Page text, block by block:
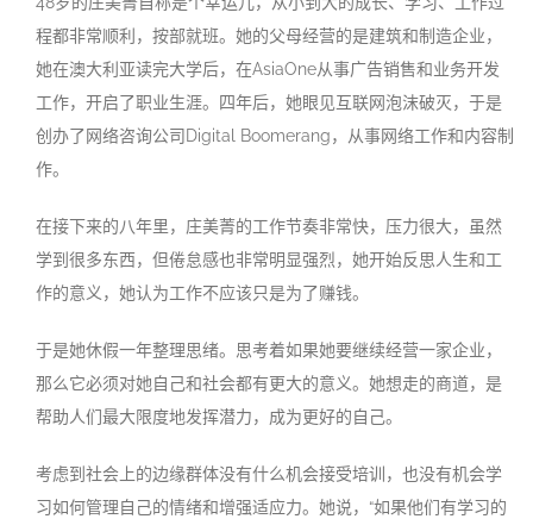
程都非常顺利，按部就班。她的父母经营的是建筑和制造企业，
她在澳大利亚读完大学后，在AsiaOne从事广告销售和业务开发
工作，开启了职业生涯。四年后，她眼见互联网泡沫破灭，于是
创办了网络咨询公司Digital Boomerang，从事网络工作和内容制
作。
在接下来的八年里，庄美菁的工作节奏非常快，压力很大，虽然
学到很多东西，但倦怠感也非常明显强烈，她开始反思人生和工
作的意义，她认为工作不应该只是为了赚钱。
于是她休假一年整理思绪。思考着如果她要继续经营一家企业，
那么它必须对她自己和社会都有更大的意义。她想走的商道，是
帮助人们最大限度地发挥潜力，成为更好的自己。
考虑到社会上的边缘群体没有什么机会接受培训，也没有机会学
习如何管理自己的情绪和增强适应力。她说，“如果他们有学习的